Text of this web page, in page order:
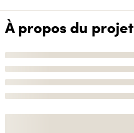
À propos du projet